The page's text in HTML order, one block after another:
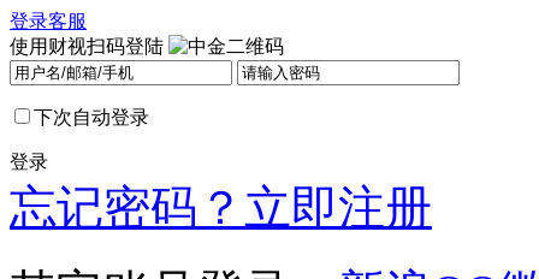
登录客服
使用财视扫码登陆
下次自动登录
登录
忘记密码？ 立即注册